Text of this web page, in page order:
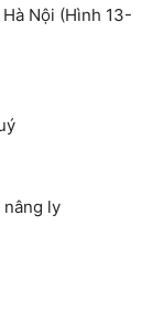
Nội (Hình 13-
nâng ly